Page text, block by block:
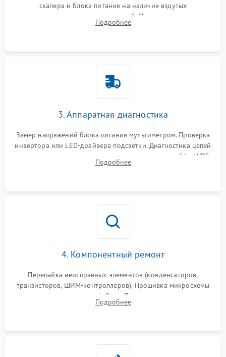
скалера и блока питания на наличие вздутых
конденсаторов, прогаров, окислений. Проверка надежности
контактов и целостности шлейфов матрицы.
Подробнее
3. Аппаратная диагностика
Замер напряжений блока питания мультиметром. Проверка
инвертора или LED-драйвера подсветки. Диагностика цепей
питания скалера и тестирование сигналов на шлейфе LVDS
Подробнее
4. Компонентный ремонт
Перепайка неисправных элементов (конденсаторов,
транзисторов, ШИМ-контроллеров). Прошивка микросхемы
памяти при программных сбоях. При поломке подсветки —
разборка матрицы и замена выгоревших светодиодов.
Подробнее